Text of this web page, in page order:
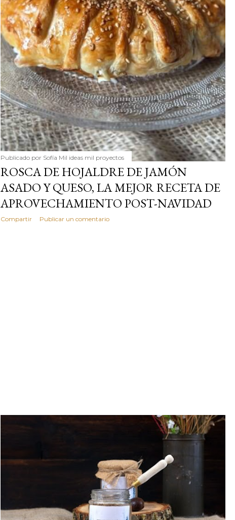
Publicado por Sofía Mil ideas mil proyectos
ROSCA DE HOJALDRE DE JAMÓN
ASADO Y QUESO, LA MEJOR RECETA DE
APROVECHAMIENTO POST-NAVIDAD
Compartir Publicar un comentario